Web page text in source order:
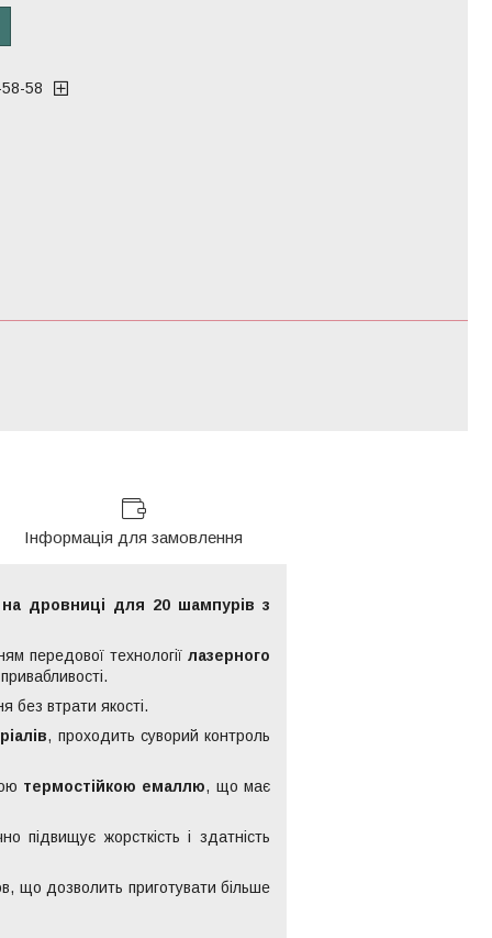
58
Інформація для замовлення
дровниці для 20 шампурів з
передової технологіїлазерного
без втрати якості.
, проходить суворий контроль
термостійкою емаллю, що має
підвищує жорсткість і здатність
що дозволить приготувати більше